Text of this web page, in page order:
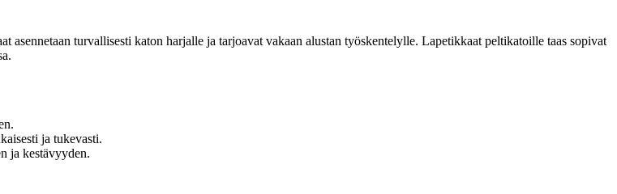
turvallisesti katon harjalle ja tarjoavat vakaan alustan työskentelylle. Lapetikkaat peltikatoille taas sopivat
ja tukevasti.
ja kestävyyden.